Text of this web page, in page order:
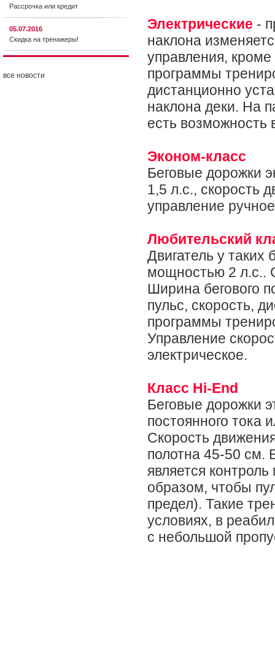
Рассрочка или кредит
05.07.2016
Скидка на тренажеры!
все новости
Электрические -
наклона
управления,
программы
дистанционно
наклона деки. На
есть
Эконом-класс
Беговые дорожки
1,5 л.с., скорость
управление
Любительский
Двигатель у таких
мощностью 2 л.с..
Ширина бегового
пульс, скорость,
программы
Управление
электрическое.
Класс Hi-End
Беговые дорожки
постоянного тока
Скорость
полотна 45-50 см.
является
образом, чтобы
предел). Такие
условиях, в
с небольшой